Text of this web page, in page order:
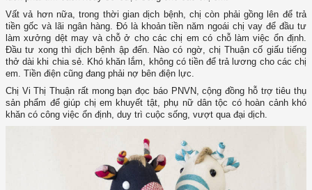
Vất vả hơn nữa, trong thời gian dịch bệnh, chị còn phải gồng lên để trả
tiền gốc và lãi ngân hàng. Đó là khoản tiền năm ngoái chị vay để đầu tư
làm xưởng dệt may và chỗ ở cho các chị em có chỗ làm việc ổn định.
Đầu tư xong thì dịch bệnh ập đến. Nào có ngờ, chị Thuận cố giấu tiếng
thở dài khi chia sẻ. Khó khăn lắm, không có tiền để trả lương cho các chị
em. Tiền điện cũng đang phải nợ bên điện lực.
Chị Vi Thị Thuận rất mong bạn đọc báo PNVN, cộng đồng hỗ trợ tiêu thụ
sản phẩm để giúp chị em khuyết tật, phụ nữ dân tộc có hoàn cảnh khó
khăn có công việc ổn định, duy trì cuộc sống, vượt qua đại dịch.